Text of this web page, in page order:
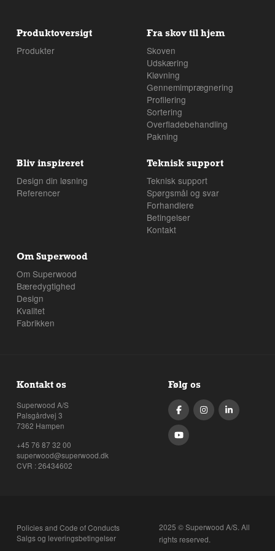
Produktoversigt
Produkter
Fra skov til hjem
Skoven
Udskæring
Kløvning
Gennemimprægnering
Profilering
Sortering
Overfladebehandling
Pakning
Bliv inspireret
Design din løsning
Referencer
Teknisk support
Teknisk support
Spørgsmål og svar
Forhandlere
Betingelser
Kontakt
Om Superwood
Om Superwood
Bæredygtighed
Design
Kvalitet
Fabrikken
Kontakt os
Superwood A/S
Palsgårdvej 3
7362 Hampen
+45 76 87 32 00
superwood@superwood.dk
CVR : 26434602
Følg os
Policies and Code of Conducts
Salgs og leveringsbetingelser
2025 © Superwood A/S. All
rights reserved.